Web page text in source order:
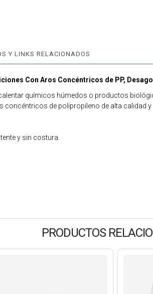
Y LINKS RELACIONADOS
Con Aros Concéntricos de PP,
químicos húmedos o productos
de polipropileno de alta calidad
y sin costura.
PRODUCTOS